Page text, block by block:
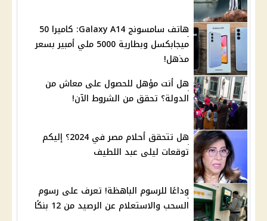
هاتف سامسونج Galaxy A14: كاميرا 50
ميجابكسل وبطارية 5000 ملي أمبير بسعر
مذهل!
هل أنت مؤهل للحصول على معاش من
الدولة؟ تحقق من الشروط الآن!
هل تتحقق أحلام مصر في 2024؟ إليكم
توقعات ليلى عبد اللطيف
وداعًا للرسوم الباهظة! تعرف على رسوم
السحب والاستعلام عن الرصيد من 12 بنكًا